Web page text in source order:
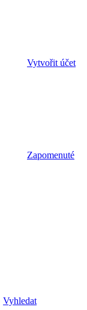
Vytvořit účet
Zapomenuté
Vyhledat